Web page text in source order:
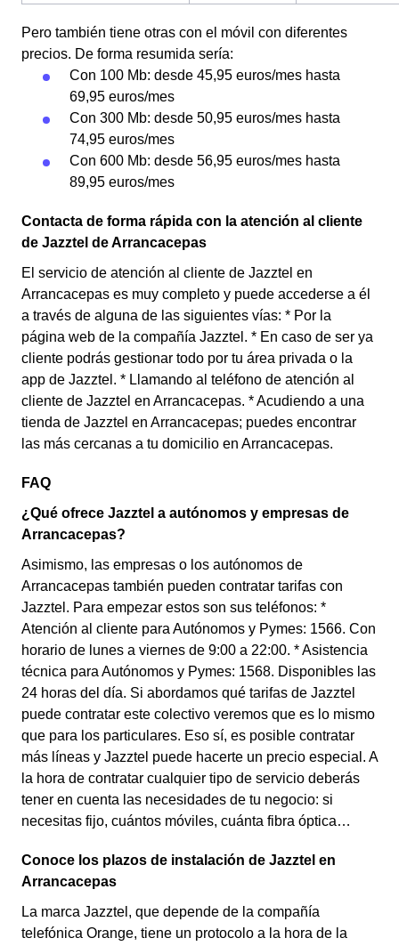
Pero también tiene otras con el móvil con diferentes
precios. De forma resumida sería:
Con 100 Mb: desde 45,95 euros/mes hasta
69,95 euros/mes
Con 300 Mb: desde 50,95 euros/mes hasta
74,95 euros/mes
Con 600 Mb: desde 56,95 euros/mes hasta
89,95 euros/mes
Contacta de forma rápida con la atención al cliente
de Jazztel de Arrancacepas
El servicio de atención al cliente de Jazztel en
Arrancacepas es muy completo y puede accederse a él
a través de alguna de las siguientes vías: * Por la
página web de la compañía Jazztel. * En caso de ser ya
cliente podrás gestionar todo por tu área privada o la
app de Jazztel. * Llamando al teléfono de atención al
cliente de Jazztel en Arrancacepas. * Acudiendo a una
tienda de Jazztel en Arrancacepas; puedes encontrar
las más cercanas a tu domicilio en Arrancacepas.
FAQ
¿Qué ofrece Jazztel a autónomos y empresas de
Arrancacepas?
Asimismo, las empresas o los autónomos de
Arrancacepas también pueden contratar tarifas con
Jazztel. Para empezar estos son sus teléfonos: *
Atención al cliente para Autónomos y Pymes: 1566. Con
horario de lunes a viernes de 9:00 a 22:00. * Asistencia
técnica para Autónomos y Pymes: 1568. Disponibles las
24 horas del día. Si abordamos qué tarifas de Jazztel
puede contratar este colectivo veremos que es lo mismo
que para los particulares. Eso sí, es posible contratar
más líneas y Jazztel puede hacerte un precio especial. A
la hora de contratar cualquier tipo de servicio deberás
tener en cuenta las necesidades de tu negocio: si
necesitas fijo, cuántos móviles, cuánta fibra óptica…
Conoce los plazos de instalación de Jazztel en
Arrancacepas
La marca Jazztel, que depende de la compañía
telefónica Orange, tiene un protocolo a la hora de la